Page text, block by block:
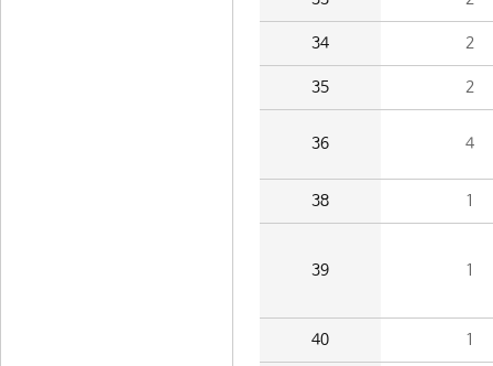
34 2
35 2
36 4
38 1
39 1
40 1